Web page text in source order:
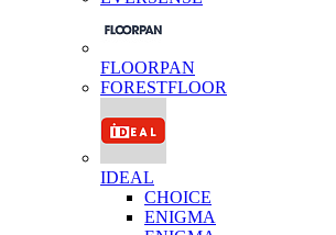
FLOORPAN
FORESTFLOOR
IDEAL
CHOICE
ENIGMA